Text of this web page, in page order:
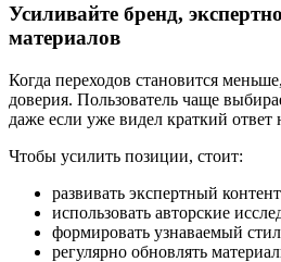
Усиливайте бренд,
материалов
Когда переходов становится
доверия. Пользователь чаще
даже если уже видел краткий ответ
Чтобы усилить позиции, стоит:
развивать экспертный
использовать авторские
формировать узнаваемый
регулярно обновлять